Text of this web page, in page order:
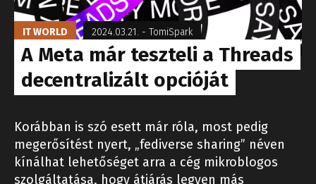
IT WORLD 2024.03.21. - TomiSpark
A Meta már teszteli a Threads
decentralizált opcióját
Korábban is szó esett már róla, most pedig
megerősítést nyert, „fediverse sharing” néven
kínálhat lehetőséget arra a cég mikroblogos
szolgáltatása, hogy átjárás legyen más